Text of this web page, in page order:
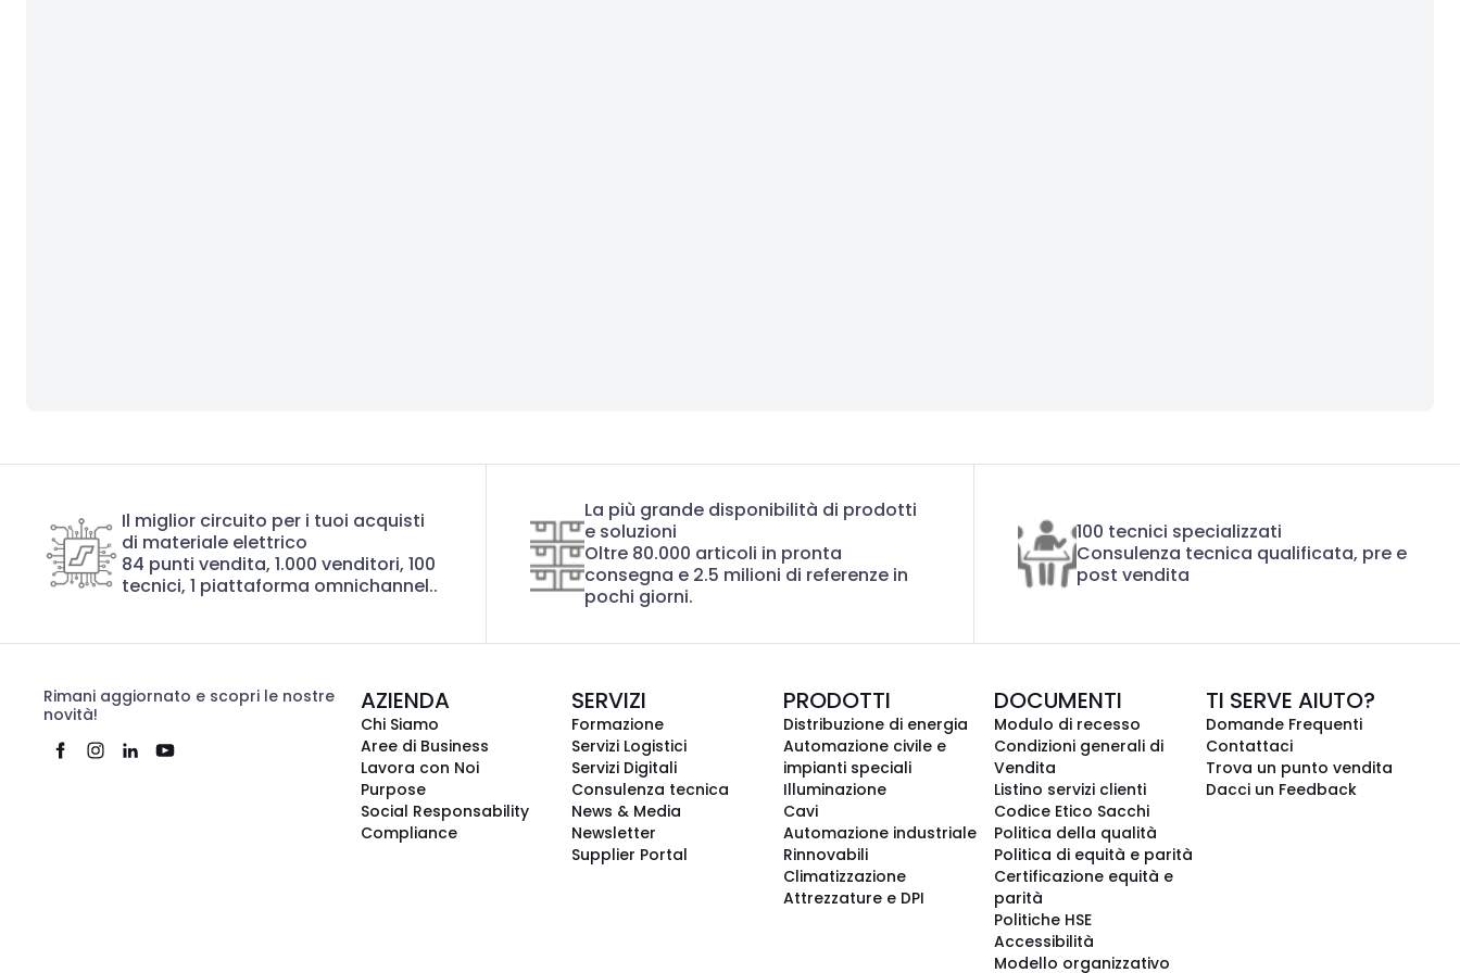
Il miglior circuito per i tuoi acquisti
di materiale elettrico
84 punti vendita, 1.000 venditori, 100
tecnici, 1 piattaforma omnichannel..
La più grande disponibilità di prodotti
e soluzioni
Oltre 80.000 articoli in pronta
consegna e 2.5 milioni di referenze in
pochi giorni.
100 tecnici specializzati
Consulenza tecnica qualificata, pre e
post vendita
Rimani aggiornato e scopri le nostre
novità!
AZIENDA
Chi Siamo
Aree di Business
Lavora con Noi
Purpose
Social Responsability
Compliance
SERVIZI
Formazione
Servizi Logistici
Servizi Digitali
Consulenza tecnica
News & Media
Newsletter
Supplier Portal
PRODOTTI
Distribuzione di energia
Automazione civile e
impianti speciali
Illuminazione
Cavi
Automazione industriale
Rinnovabili
Climatizzazione
Attrezzature e DPI
DOCUMENTI
Modulo di recesso
Condizioni generali di
Vendita
Listino servizi clienti
Codice Etico Sacchi
Politica della qualità
Politica di equità e parità
Certificazione equità e
parità
Politiche HSE
Accessibilità
Modello organizzativo
TI SERVE AIUTO?
Domande Frequenti
Contattaci
Trova un punto vendita
Dacci un Feedback